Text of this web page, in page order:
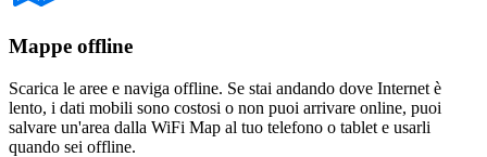
Mappe offline
Scarica le aree e naviga offline. Se stai andando dove Internet è
lento, i dati mobili sono costosi o non puoi arrivare online, puoi
salvare un'area dalla WiFi Map al tuo telefono o tablet e usarli
quando sei offline.